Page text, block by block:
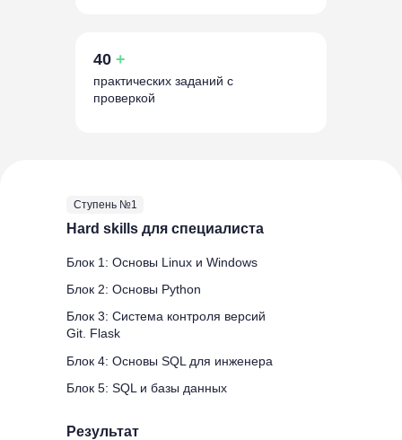
40 +
практических заданий с
проверкой
Hard skills для специалиста
Ступень №1
Блок 1: Основы Linux и Windows
Блок 3: Система контроля версий
Git. Flask
Блок 2: Основы Python
Блок 4: Основы SQL для инженера
Результат
Блок 5: SQL и базы данных